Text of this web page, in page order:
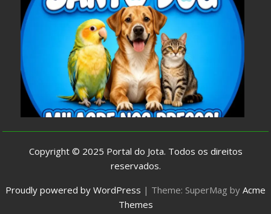
Copyright © 2025 Portal do Jota. Todos os direitos
reservados.
Proudly powered by WordPress | Theme: SuperMag by Acme
Themes